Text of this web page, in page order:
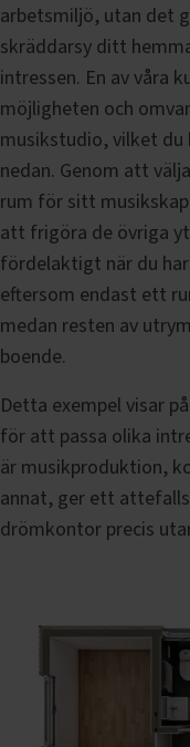
arbetsmiljö, utan det
skräddarsy ditt
intressen. En av våra
möjligheten och
musikstudio, vilket du
nedan. Genom att
rum för sitt
att frigöra de övriga
fördelaktigt när du
eftersom endast ett
medan resten av
boende.
Detta exempel visar
för att passa olika
är musikproduktion,
annat, ger ett
drömkontor precis